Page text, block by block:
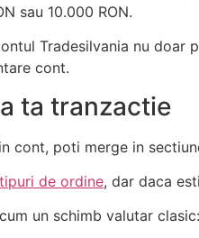
sau 10.000 RON.
Tradesilvania nu doar
cont.
ta tranzactie
cont, poti merge in
tipuri de ordine, dar daca
un schimb valutar clasic: